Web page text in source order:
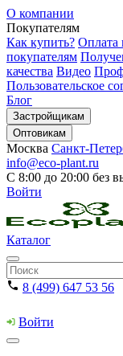
О компании
Покупателям
Как купить? Оплата
покупателям
качества Видео
Пользовательское
Блог
Застройщикам
Оптовикам
Москва Санкт-
info@eco-plant.ru
С 8:00 до 20:00 без
Войти
Каталог
8 (499) 647 53 56
Войти